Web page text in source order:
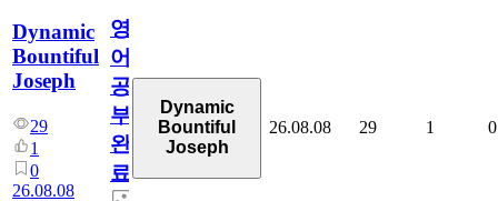
Dynamic
Bountiful
Joseph
29
1
0
26.08.08
영
어
공
부
완
료
Dynamic
Bountiful
Joseph
26.08.08 29 1 0